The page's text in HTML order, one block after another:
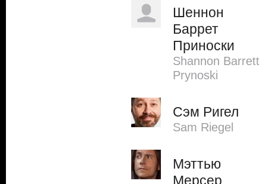
Шеннон
Баррет
Приноски
Shannon Barrett
Prynoski
Сэм Ригел
Sam Riegel
Мэттью
Мерсер